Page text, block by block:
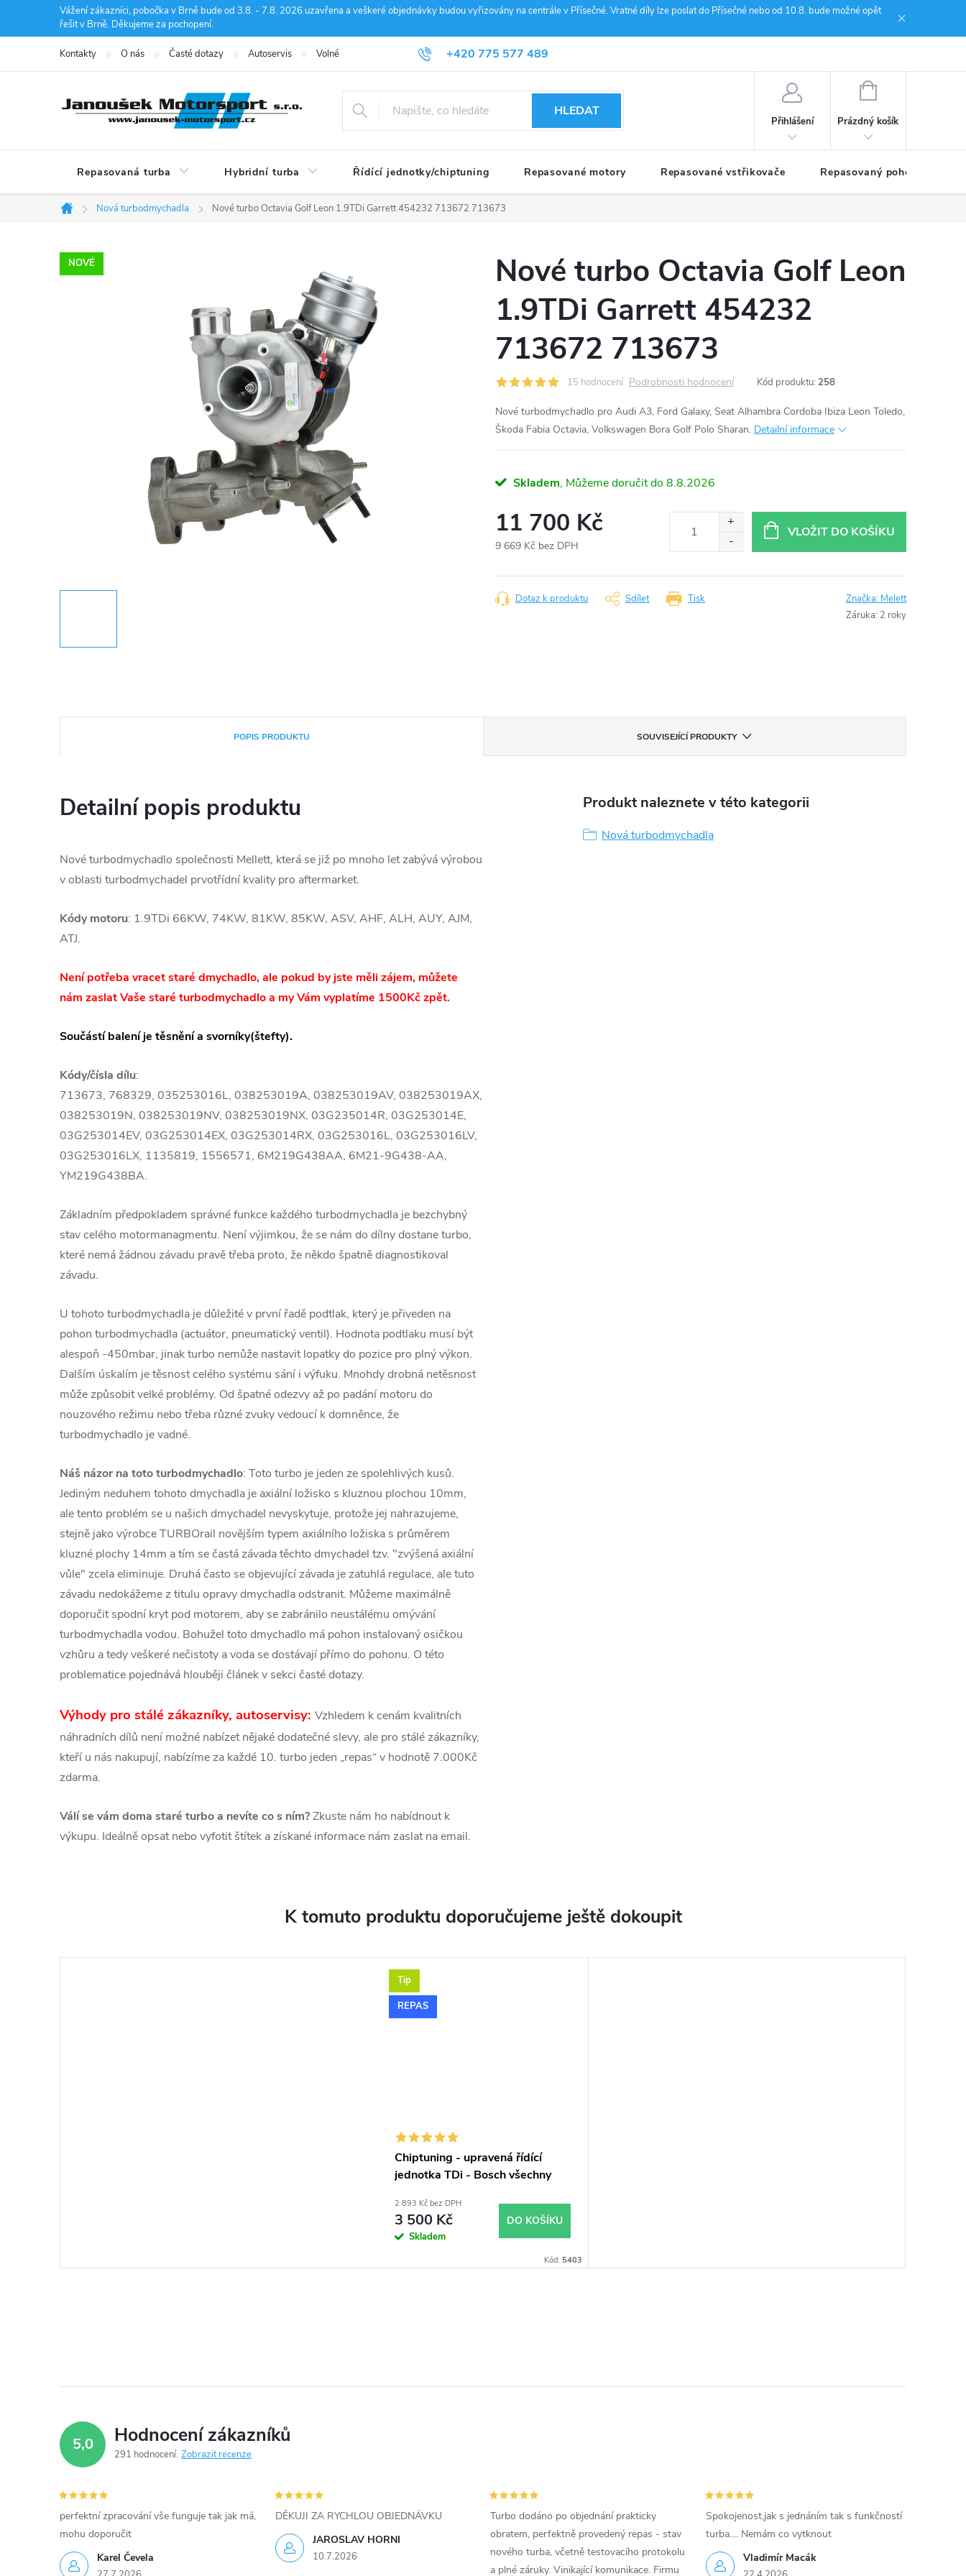
Vážení zákazníci, pobočka v Brně bude od 3.8. - 7.8. 2026 uzavřena a veškeré objednávky budou vyřizovány na centrále v Přísečné. Vratné díly lze poslat do Přísečné nebo od 10.8. bude možné opět
řešit v Brně. Děkujeme za pochopení.
+420 775 577 489
info@janousek-motorsport.cz
Kontakty O nás Časté dotazy Autoservis Volné pozice Obchodní podmínky Reklamace
HLEDAT
Přihlášení
NÁKUPNÍ
Prázdný košík
Repasovaná turba Hybridní turba Řídící jednotky/chiptuning Repasované motory Repasované vstřikovače Repasovaný pohon TDM
Domů
Nová turbodmychadla Nové turbo Octavia Golf Leon 1.9TDi Garrett 454232 713672 713673
NOVÉ
Nové turbo Octavia Golf Leon
1.9TDi Garrett 454232
713672 713673
15 hodnocení Podrobnosti hodnocení Kód produktu: 258
Nové turbodmychadlo pro Audi A3, Ford Galaxy, Seat Alhambra Cordoba Ibiza Leon Toledo,
Škoda Fabia Octavia, Volkswagen Bora Golf Polo Sharan. Detailní informace
Skladem 8.8.2026
11 700 Kč
9 669 Kč bez DPH
cena:
VLOŽIT DO KOŠÍKU
Tisk
Dotaz k produktu Sdílet Značka: Melett
Záruka: 2 roky
POPIS PRODUKTU SOUVISEJÍCÍ PRODUKTY
Detailní popis produktu
Nové turbodmychadlo společnosti Mellett, která se již po mnoho let zabývá výrobou
v oblasti turbodmychadel prvotřídní kvality pro aftermarket.
Kódy motoru: 1.9TDi 66KW, 74KW, 81KW, 85KW, ASV, AHF, ALH, AUY, AJM,
ATJ.
Není potřeba vracet staré dmychadlo, ale pokud by jste měli zájem, můžete
nám zaslat Vaše staré turbodmychadlo a my Vám vyplatíme 1500Kč zpět.
Součástí balení je těsnění a svorníky(štefty).
Kódy/čísla dílu:
713673, 768329, 035253016L, 038253019A, 038253019AV, 038253019AX,
038253019N, 038253019NV, 038253019NX, 03G235014R, 03G253014E,
03G253014EV, 03G253014EX, 03G253014RX, 03G253016L, 03G253016LV,
03G253016LX, 1135819, 1556571, 6M219G438AA, 6M21-9G438-AA,
YM219G438BA.
Základním předpokladem správné funkce každého turbodmychadla je bezchybný
stav celého motormanagmentu. Není výjimkou, že se nám do dílny dostane turbo,
které nemá žádnou závadu pravě třeba proto, že někdo špatně diagnostikoval
závadu.
U tohoto turbodmychadla je důležité v první řadě podtlak, který je přiveden na
pohon turbodmychadla (actuátor, pneumatický ventil). Hodnota podtlaku musí být
alespoň -450mbar, jinak turbo nemůže nastavit lopatky do pozice pro plný výkon.
Dalším úskalím je těsnost celého systému sání i výfuku. Mnohdy drobná netěsnost
může způsobit velké problémy. Od špatné odezvy až po padání motoru do
nouzového režimu nebo třeba různé zvuky vedoucí k domněnce, že
turbodmychadlo je vadné.
Náš názor na toto turbodmychadlo: Toto turbo je jeden ze spolehlivých kusů.
Jediným neduhem tohoto dmychadla je axiální ložisko s kluznou plochou 10mm,
ale tento problém se u našich dmychadel nevyskytuje, protože jej nahrazujeme,
stejně jako výrobce TURBOrail novějším typem axiálního ložiska s průměrem
kluzné plochy 14mm a tím se častá závada těchto dmychadel tzv. "zvýšená axiální
vůle" zcela eliminuje. Druhá často se objevující závada je zatuhlá regulace, ale tuto
závadu nedokážeme z titulu opravy dmychadla odstranit. Můžeme maximálně
doporučit spodní kryt pod motorem, aby se zabránilo neustálému omývání
turbodmychadla vodou. Bohužel toto dmychadlo má pohon instalovaný osičkou
vzhůru a tedy veškeré nečistoty a voda se dostávají přímo do pohonu. O této
problematice pojednává hlouběji článek v sekci časté dotazy.
Výhody pro stálé zákazníky, autoservisy: Vzhledem k cenám kvalitních
náhradních dílů není možné nabízet nějaké dodatečné slevy, ale pro stálé zákazníky,
kteří u nás nakupují, nabízíme za každé 10. turbo jeden „repas“ v hodnotě 7.000Kč
zdarma.
Válí se vám doma staré turbo a nevíte co s ním?Zkuste nám ho nabídnout k
výkupu. Ideálně opsat nebo vyfotit štítek a získané informace nám zaslat na email.
Produkt naleznete v této kategorii
Nová turbodmychadla
K tomuto produktu doporučujeme ještě dokoupit
Tip
REPAS
Chiptuning - upravená řídící
jednotka TDi - Bosch všechny
2 893 Kč bez DPH
3 500 Kč
Skladem
DO KOŠÍKU
Kód: 5403
5,0 Hodnocení zákazníků
291 hodnocení Zobrazit recenze
Karel Čevela
perfektní zpracování vše funguje tak jak má,
mohu doporučit
JAROSLAV HORNI
10.7.2026
DĚKUJI ZA RYCHLOU OBJEDNÁVKU
Turbo dodáno po objednání prakticky
obratem, perfektně provedený repas - stav
nového turba, včetně testovacího protokolu
a plné záruky. Vinikající komunikace. Firmu
Vladimír Macák
Spokojenost,jak s jednáním tak s funkčností
turba.... Nemám co vytknout